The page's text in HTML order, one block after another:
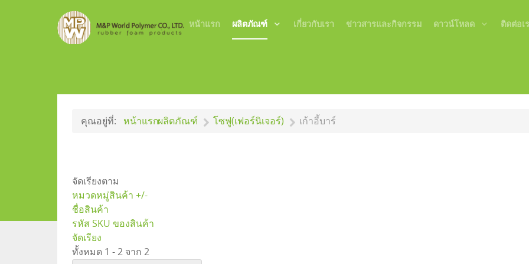
หน้าแรก ผลิตภัณฑ์ เกี่ยวกับเรา ข่าวสารและกิจกรรม ดาวน์โหลด ติดต่อเ
คุณอยู่ที่: หน้าแรกผลิตภัณฑ์ โซฟู(เฟอร์นิเจอร์) เก้าอี้บาร์
จัดเรียงตาม
หมวดหมู่สินค้า +/-
ชื่อสินค้า
รหัส SKU ของสินค้า
จัดเรียง
ทั้งหมด 1 - 2 จาก 2